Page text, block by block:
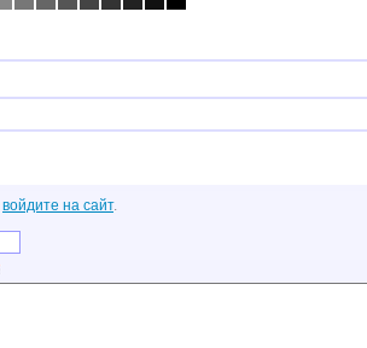
войдите на сайт.